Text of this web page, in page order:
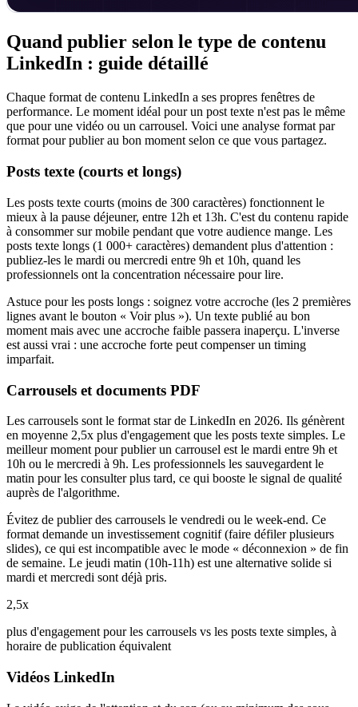
Quand publier selon le type de contenu
LinkedIn : guide détaillé
Chaque format de contenu LinkedIn a ses propres fenêtres de
performance. Le moment idéal pour un post texte n'est pas le même
que pour une vidéo ou un carrousel. Voici une analyse format par
format pour publier au bon moment selon ce que vous partagez.
Posts texte (courts et longs)
Les posts texte courts (moins de 300 caractères) fonctionnent le
mieux à la pause déjeuner, entre 12h et 13h. C'est du contenu rapide
à consommer sur mobile pendant que votre audience mange. Les
posts texte longs (1 000+ caractères) demandent plus d'attention :
publiez-les le mardi ou mercredi entre 9h et 10h, quand les
professionnels ont la concentration nécessaire pour lire.
Astuce pour les posts longs : soignez votre accroche (les 2 premières
lignes avant le bouton « Voir plus »). Un texte publié au bon
moment mais avec une accroche faible passera inaperçu. L'inverse
est aussi vrai : une accroche forte peut compenser un timing
imparfait.
Carrousels et documents PDF
Les carrousels sont le format star de LinkedIn en 2026. Ils génèrent
en moyenne 2,5x plus d'engagement que les posts texte simples. Le
meilleur moment pour publier un carrousel est le mardi entre 9h et
10h ou le mercredi à 9h. Les professionnels les sauvegardent le
matin pour les consulter plus tard, ce qui booste le signal de qualité
auprès de l'algorithme.
Évitez de publier des carrousels le vendredi ou le week-end. Ce
format demande un investissement cognitif (faire défiler plusieurs
slides), ce qui est incompatible avec le mode « déconnexion » de fin
de semaine. Le jeudi matin (10h-11h) est une alternative solide si
mardi et mercredi sont déjà pris.
2,5x
plus d'engagement pour les carrousels vs les posts texte simples, à
horaire de publication équivalent
Vidéos LinkedIn